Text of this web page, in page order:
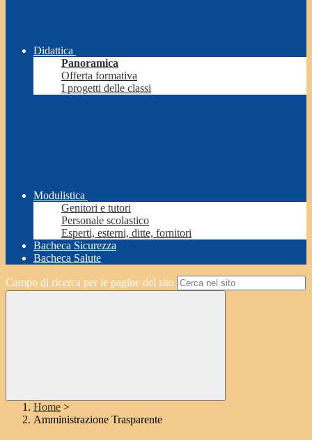
Didattica
Panoramica
Offerta formativa
I progetti delle classi
Modulistica
Genitori e tutori
Personale scolastico
Esperti, esterni, ditte, fornitori
Bacheca Sicurezza
Bacheca Salute
Campo di ricerca per le pagine del sito
Home >
Amministrazione Trasparente